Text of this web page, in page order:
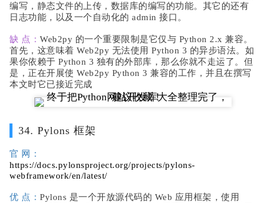
编写，静态文件的上传，数据库的编写的功能。其它的还有
日志功能，以及一个自动化的 admin 接口。
缺 点： Web2py 的一个重要限制是它仅与 Python 2.x 兼容。
首先，这意味着 Web2py 无法使用 Python 3 的异步语法。如
果你依赖于 Python 3 独有的外部库，那么你就不走运了。但
是，正在开展使 Web2py Python 3 兼容的工作，并且在撰写
本文时它已接近完成
34. Pylons 框架
官 网：
https://docs.pylonsproject.org/projects/pylons-
webframework/en/latest/
优 点： Pylons 是一个开放源代码的 Web 应用框架，使用